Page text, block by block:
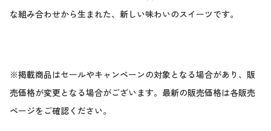
な組み合わせから生まれた、新しい味わいのスイーツです。
※掲載商品はセールやキャンペーンの対象となる場合があり、販
売価格が変更となる場合がございます。最新の販売価格は各販売
ページをご確認ください。